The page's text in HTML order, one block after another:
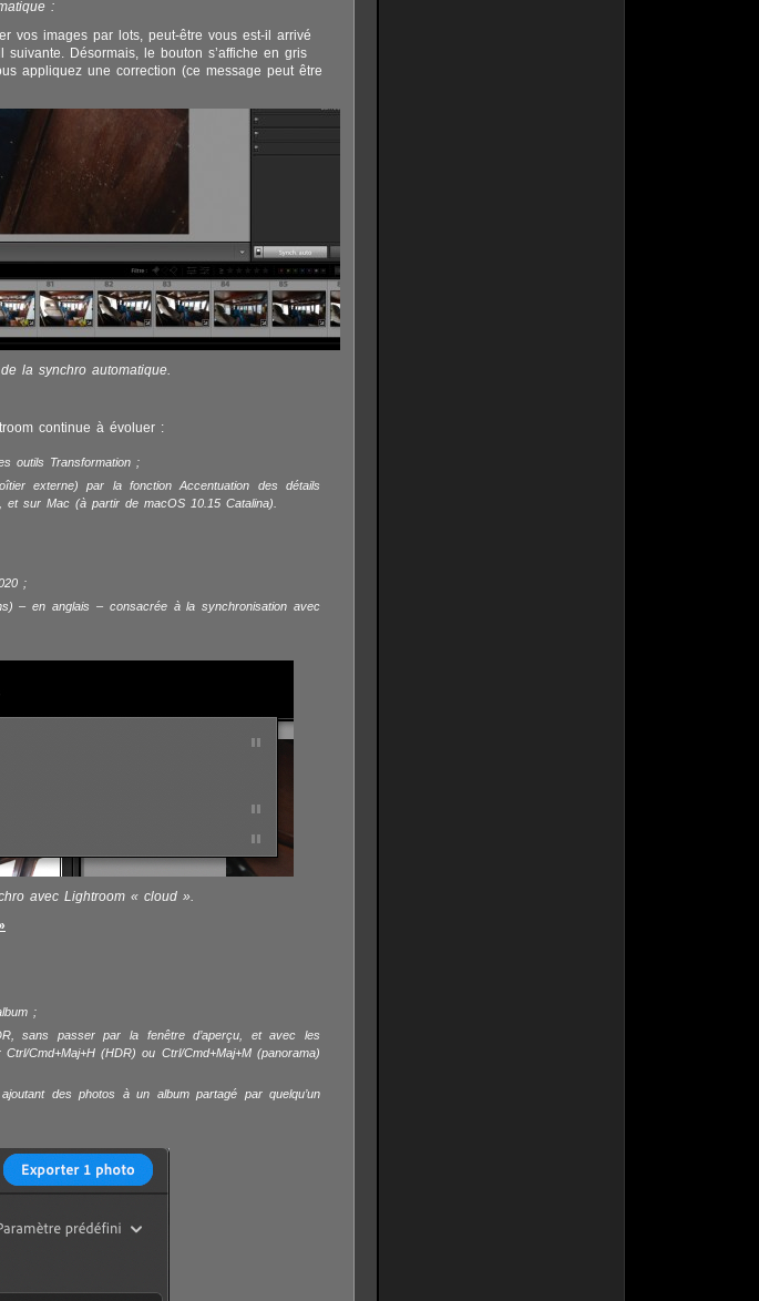
:
vos images par lots, peut-être vous est-il arrivé
Désormais, le bouton s’affiche en gris
appliquez une correction (ce message peut être
la synchro automatique.
continue à évoluer :
outils Transformation ;
externe) par la fonction Accentuation des détails
et sur Mac (à partir de macOS 10.15 Catalina).
;
– en anglais – consacrée à la synchronisation avec
avec Lightroom « cloud ».
;
sans passer par la fenêtre d’aperçu, et avec les
Cmd+Maj+H (HDR) ou Ctrl/Cmd+Maj+M (panorama)
des photos à un album partagé par quelqu’un